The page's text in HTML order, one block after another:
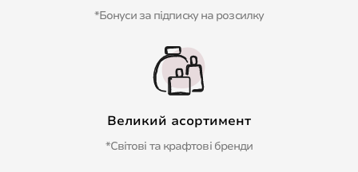
*Бонуси за підписку на розсилку
Великий асортимент
*Світові та крафтові бренди